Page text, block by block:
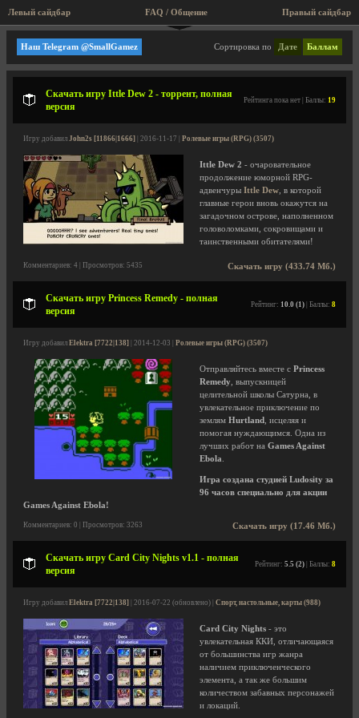
Левый сайдбар Правый сайдбар
FAQ / Общение
Ludosity
Сортировка по Дате Баллам
Наш Telegram @SmallGamez
Скачать игру Ittle Dew 2 - торрент, полная
версия
Рейтинга пока нет | Баллы: 19
Игру добавил John2s [11866|1666] | 2016-11-17 | Ролевые игры (RPG) (3507)
Ittle Dew 2 - очаровательное
продолжение юморной RPG-
адвенчуры Ittle Dew , в которой
главные герои вновь окажутся на
загадочном острове, наполненном
головоломками, сокровищами и
таинственными обитателями!
Скачать игру (433.74 Мб.)
Комментариев: 4 | Просмотров: 5435
Скачать игру Princess Remedy - полная
версия
Рейтинг: 10.0 (1) | Баллы: 8
Игру добавил Elektra [7722|138] | 2014-12-03 | Ролевые игры (RPG) (3507)
Отправляйтесь вместе с Princess
Remedy , выпускницей
целительной школы Сатурна, в
увлекательное приключение по
землям Hurtland
, исцеляя и
помогая нуждающимся. Одна из
лучших работ на Games Against
Ebola
Игра создана студией Ludosity за
96 часов специально для акции
Games Against Ebola!
Скачать игру (17.46 Мб.)
Комментариев: 0 | Просмотров: 3263
Скачать игру Card City Nights v1.1 - полная
версия
Рейтинг: 5.5 (2) | Баллы: 8
Игру добавил Elektra [7722|138] | 2016-07-22 (обновлено) | Спорт, настольные, карты (988)
Card City Nights - это
увлекательная ККИ, отличающаяся
от большинства игр жанра
наличием приключенческого
элемента, а так же большим
количеством забавных персонажей
и локаций.